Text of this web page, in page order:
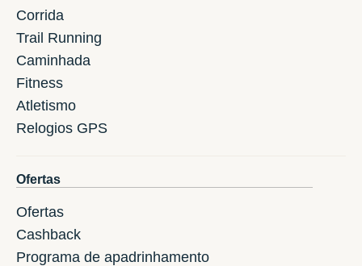
Corrida
Trail Running
Caminhada
Fitness
Atletismo
Relogios GPS
Ofertas
Ofertas
Cashback
Programa de apadrinhamento